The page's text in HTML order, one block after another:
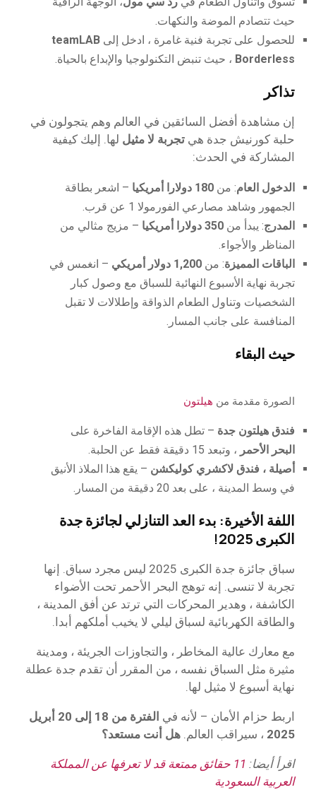
حيث تتصادم الموضة والنكهات.
للحصول على تجربة فنية غامرة ، ادخل إلى teamLAB
Borderless ، حيث تنبض التكنولوجيا والإبداع بالحياة.
تذاكر
إن مشاهدة أفضل السائقين في العالم وهم يتجولون في
حلبة كورنيش جدة هي تجربة لا مثيل لها. إليك كيفية
المشاركة في الحدث:
الدخول العام: من 180 دولارا أمريكيا
– اشعر بطاقة
الجمهور وشاهد مصارعي الفورمولا 1 عن قرب.
المدرج: يبدأ من 350 دولارا أمريكيا
– مزيج مثالي من
المناظر والأجواء.
الباقات المميزة: من 1,200 دولار أمريكي
– انغمس في
تجربة نهاية الأسبوع النهائية للسباق مع وصول كبار
الشخصيات وتناول الطعام الذواقة وإطلالات لا تقبل
المنافسة على جانب المسار.
حيث البقاء
الصورة مقدمة من هيلتون
فندق هيلتون جدة – تطل هذه الإقامة الفاخرة على
البحر الأحمر ، وتبعد 15 دقيقة فقط عن الحلبة.
أصيلة ، فندق لاكشري كوليكشن – يقع هذا الملاذ الأنيق
في وسط المدينة ، على بعد 20 دقيقة من المسار.
اللفة الأخيرة: بدء العد التنازلي لجائزة جدة
الكبرى 2025
!
سباق جائزة جدة الكبرى 2025 ليس مجرد سباق. إنها
تجربة لا تنسى. إنه توهج البحر الأحمر تحت الأضواء
الكاشفة ، وهدير المحركات التي ترتد عن أفق المدينة ،
والطاقة الكهربائية لسباق ليلي لا يخيب أملكهم أبدا.
مع معارك عالية المخاطر ، والتجاوزات الجريئة ، ومدينة
مثيرة مثل السباق نفسه ، من المقرر أن تقدم جدة عطلة
نهاية أسبوع لا مثيل لها.
اربط حزام الأمان – لأنه في الفترة من 18 إلى 20
أبريل
2025 ، سيراقب العالم. هل أنت مستعد؟
اقرأ أيضا:
11 حقائق ممتعة قد لا تعرفها عن المملكة
العربية السعودية